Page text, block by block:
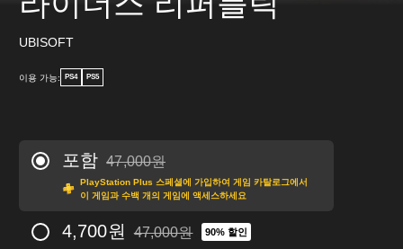
UBISOFT
이용 가능: PS4 PS5
포함 47,000원의 원래 가격에서 할인됨
47,000원
PlayStation Plus 스페셜에 가입하여 게임 카탈로그에서
이 게임과 수백 개의 게임에 액세스하세요
4,700원 47,000원의 원래 가격에서 할인됨
47,000원 90% 할인